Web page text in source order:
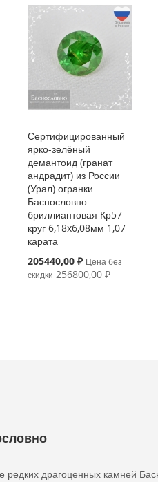
Сертифицированный
ярко-зелёный
демантоид (гранат
андрадит) из России
(Урал) огранки
Баснословно
бриллиантовая Кр57
круг 6,18x6,08мм 1,07
карата
Special
205440,00 ₽ Цена без
скидки 256800,00 ₽
редких драгоценных камней